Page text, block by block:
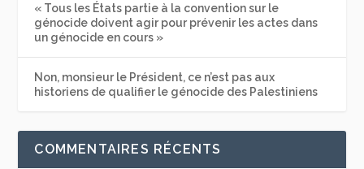
« Tous les États partie à la convention sur le
génocide doivent agir pour prévenir les actes dans
un génocide en cours »
Non, monsieur le Président, ce n’est pas aux
historiens de qualifier le génocide des Palestiniens
COMMENTAIRES RÉCENTS